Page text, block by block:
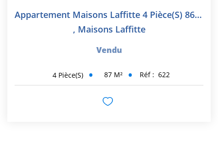
Appartement Maisons Laffitte 4 Pièce(s) 86.80 M2
, Maisons Laffitte
Vendu
4 Pièce(s) 87 M² Réf : 622